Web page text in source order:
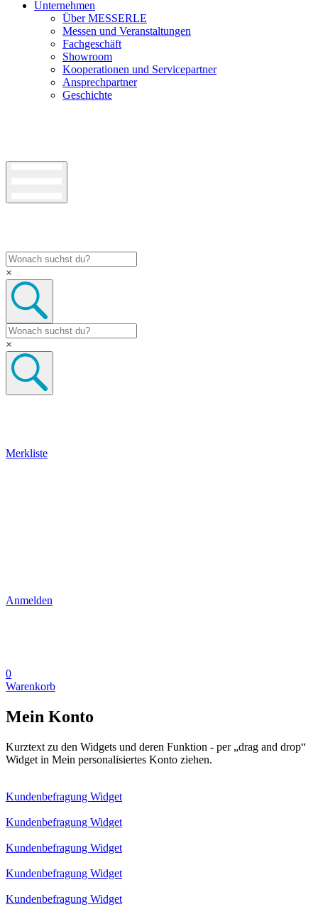
Unternehmen
Über MESSERLE
Messen und Veranstaltungen
Fachgeschäft
Showroom
Kooperationen und Servicepartner
Ansprechpartner
Geschichte
×
×
Merkliste
Anmelden
0
Warenkorb
Mein Konto
Kurztext zu den Widgets und deren Funktion - per „drag and drop“
Widget in Mein personalisiertes Konto ziehen.
Kundenbefragung Widget
Kundenbefragung Widget
Kundenbefragung Widget
Kundenbefragung Widget
Kundenbefragung Widget